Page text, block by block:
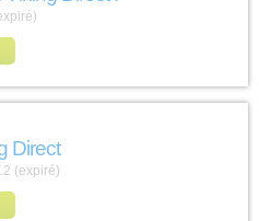
Direct
(expiré)